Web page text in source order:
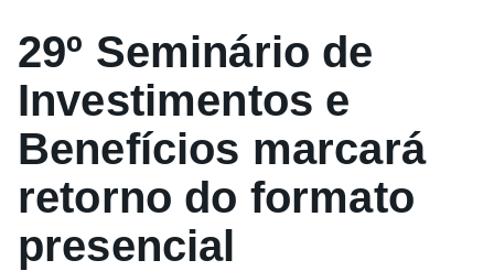
29º Seminário de
Investimentos e
Benefícios marcará
retorno do formato
presencial